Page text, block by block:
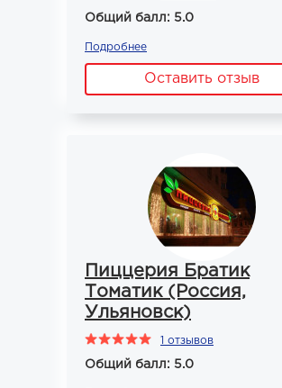
Общий балл: 5.0
Подробнее
Оставить отзыв
Пиццерия Братик
Томатик (Россия,
Ульяновск)
1 отзывов
Общий балл: 5.0